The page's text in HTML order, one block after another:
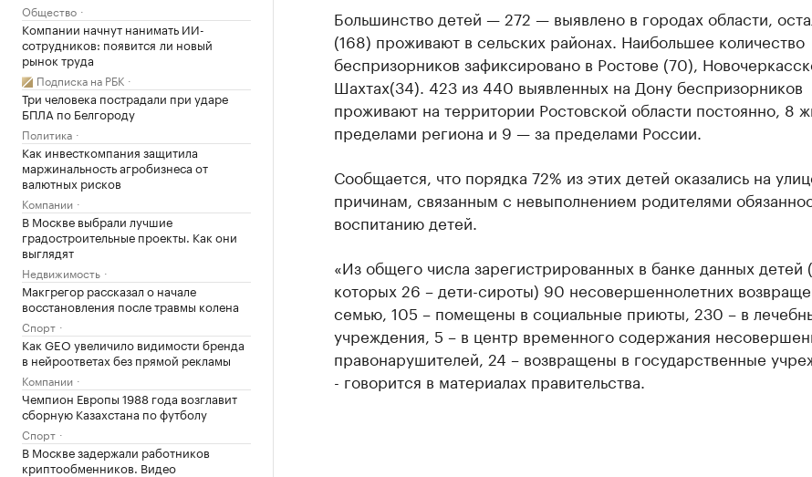
Общество
Компании начнут нанимать ИИ-
сотрудников: появится ли новый
рынок труда
Подписка на РБК
Три человека пострадали при ударе
БПЛА по Белгороду
Политика
Как инвесткомпания защитила
маржинальность агробизнеса от
валютных рисков
Компании
В Москве выбрали лучшие
градостроительные проекты. Как они
выглядят
Недвижимость
Макгрегор рассказал о начале
восстановления после травмы колена
Спорт
Как GEO увеличило видимости бренда
в нейроответах без прямой рекламы
Компании
Чемпион Европы 1988 года возглавит
сборную Казахстана по футболу
Спорт
В Москве задержали работников
криптообменников. Видео
Большинство детей — 272 — выявлено в городах области,
(168) проживают в сельских районах. Наибольшее количество
беспризорников зафиксировано в Ростове (70),
Шахтах(34). 423 из 440 выявленных на Дону беспризорников
проживают на территории Ростовской области постоянно, 8
пределами региона и 9 — за пределами России.
Сообщается, что порядка 72% из этих детей оказались на
причинам, связанным с невыполнением родителями
воспитанию детей.
«Из общего числа зарегистрированных в банке данных детей
которых 26 – дети-сироты) 90 несовершеннолетних
семью, 105 – помещены в социальные приюты, 230 – в
учреждения, 5 – в центр временного содержания
правонарушителей, 24 – возвращены в государственные
- говорится в материалах правительства.